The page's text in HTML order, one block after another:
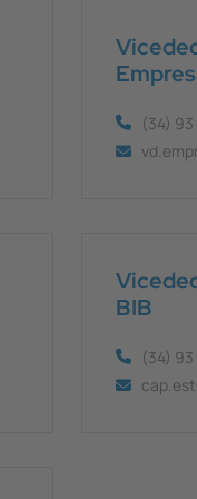
(34) 93
BIB
(34) 93